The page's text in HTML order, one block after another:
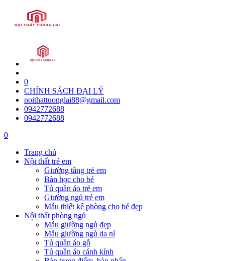
0
CHÍNH SÁCH ĐẠI LÝ
noithattuonglai88@gmail.com
0942772688
0942772688
0
Trang chủ
Nội thất trẻ em
Giường tầng trẻ em
Bàn học cho bé
Tủ quần áo trẻ em
Giường ngủ trẻ em
Mẫu thiết kế phòng cho bé đẹp
Nội thất phòng ngủ
Mẫu giường ngủ đẹp
Mẫu giường ngủ da nỉ
Tủ quần áo gỗ
Tủ quần áo cánh kính